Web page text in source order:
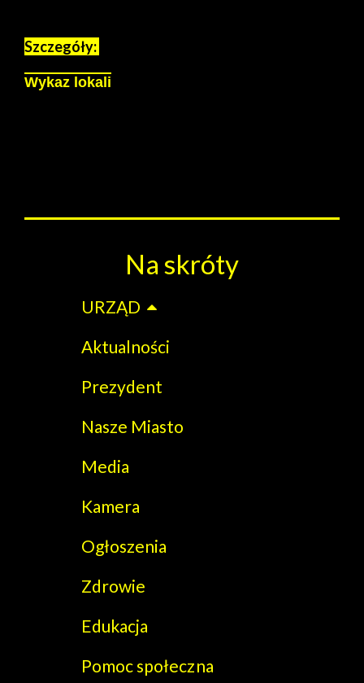
Szczegóły:
Wykaz lokali
Na skróty
URZĄD
Aktualności
Prezydent
Nasze Miasto
Media
Kamera
Ogłoszenia
Zdrowie
Edukacja
Pomoc społeczna